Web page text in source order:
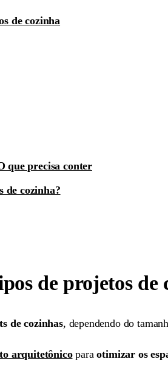
de cozinha
que precisa conter
de cozinha?
de projetos de
de cozinhas, dependendo do
arquitetônicoparaotimizar os